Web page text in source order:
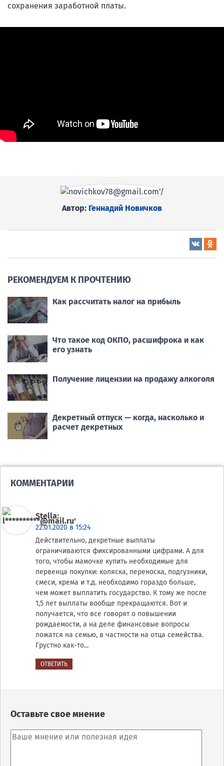
сохранения заработной платы.
Автор: Геннадий Новичков
РЕКОМЕНДУЕМ К ПРОЧТЕНИЮ
Как рассчитать налог на прибыль
Что такое код ОКПО, расшифрока и как
его узнать
Получение лицензии на продажу алкоголя
Декретный отпуск — когда, насколько и
расчет декретных
КОММЕНТАРИИ
Stella:
22.01.2020 в 15:24
Действительно, декретные выплаты
ограничиваются фиксированными цифрами. А для
того, чтобы мамочке купить необходимые для
первенца покупки: коляска, переноска, подгузники,
смеси, крема и т.д. необходимо гораздо больше,
чем может выплатить государство. К тому же после
1,5 лет выплаты вообще прекращаются. Вот и
получается, что все говорят о повышении
рождаемости, а на деле финансовые вопросы
ложатся на семью, в частности на отца семейства.
Грустно как-то...
ОТВЕТИТЬ
Оставьте свое мнение